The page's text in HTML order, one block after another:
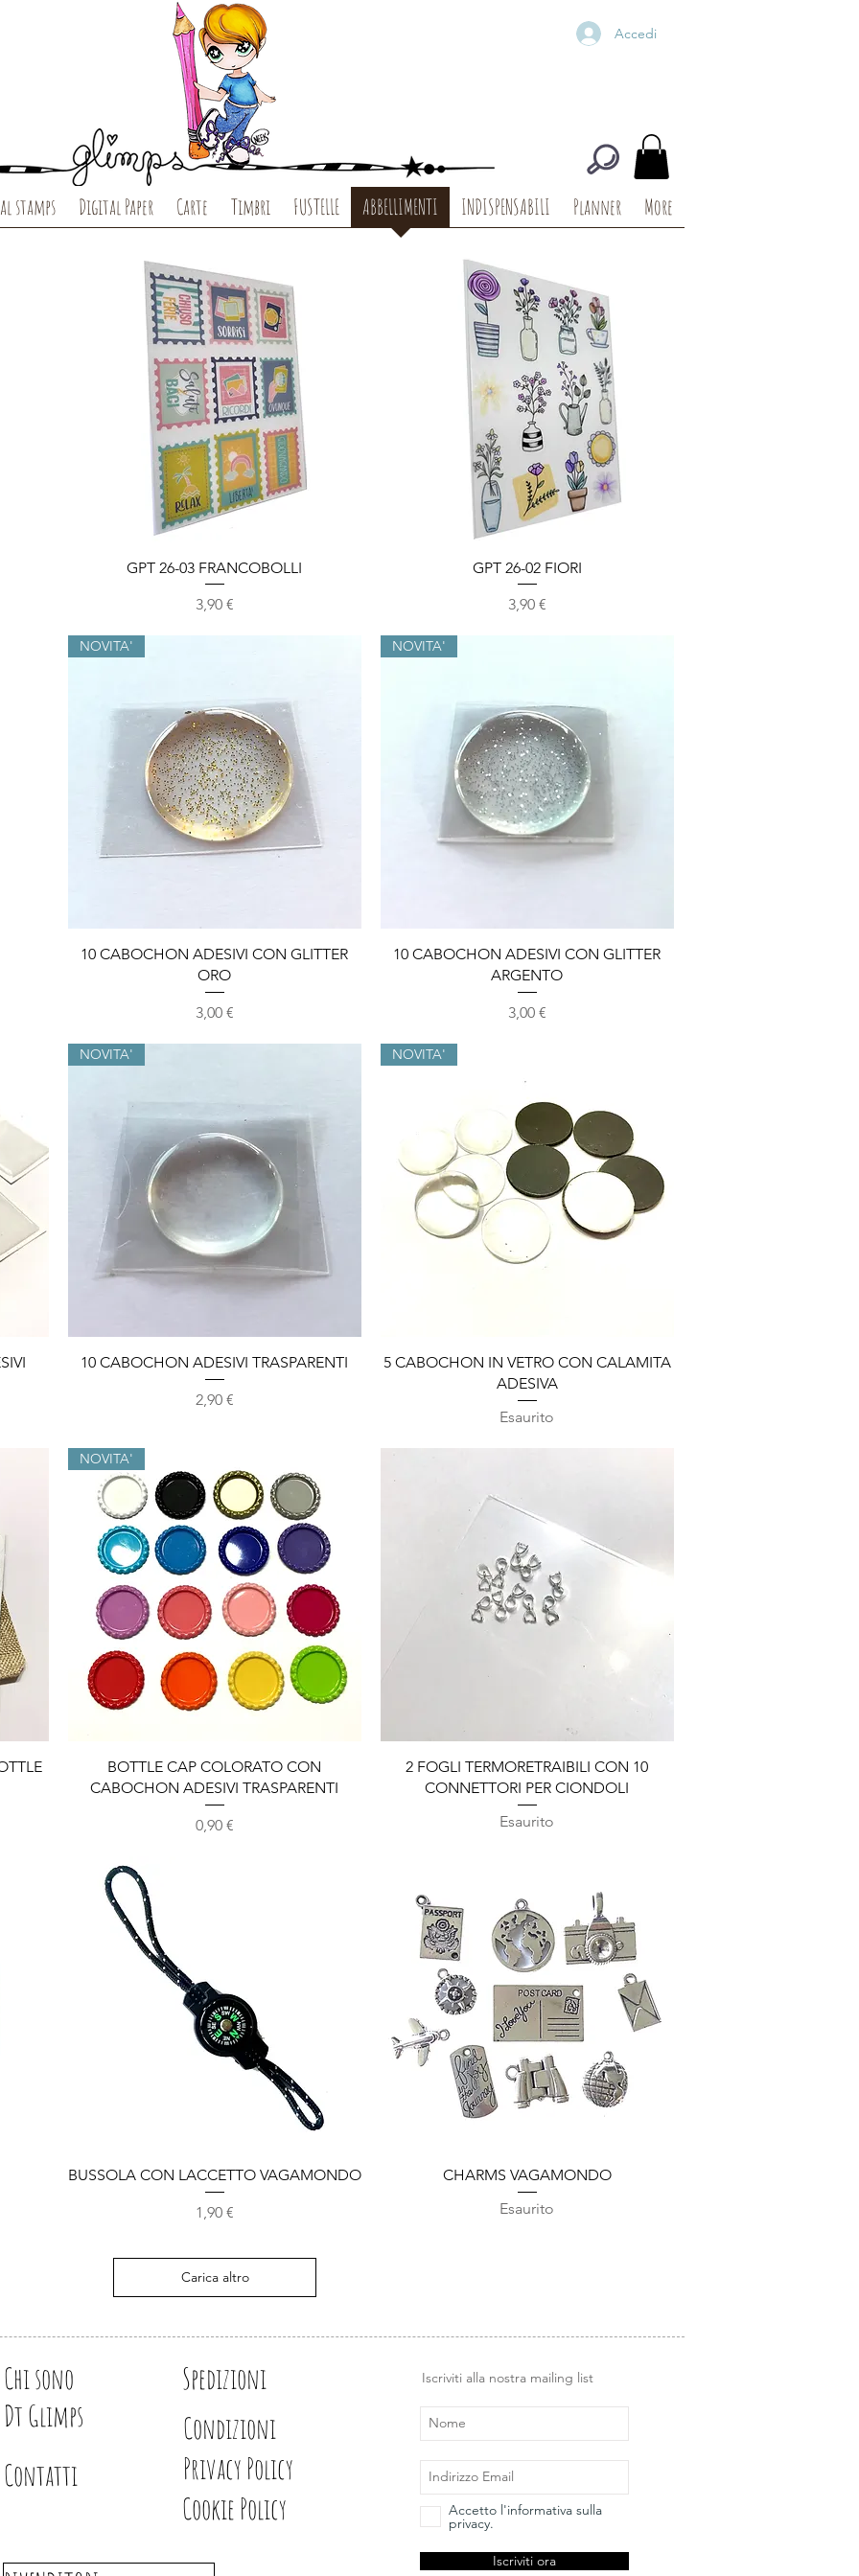
Accedi
stamps Digital Paper Carte Timbri FUSTELLE ABBELLIMENTI INDISPENSABILI Planner More
Vista rapida
GPT 26-03 FRANCOBOLLI
Prezzo
3,90 €
Vista rapida
GPT 26-02 FIORI
Prezzo
3,90 €
Vista rapida
NOVITA'
10 CABOCHON ADESIVI CON GLITTER
ORO
Prezzo
3,00 €
Vista rapida
NOVITA'
10 CABOCHON ADESIVI CON GLITTER
ARGENTO
Prezzo
3,00 €
Vista rapida
NOVITA'
10 CABOCHON ADESIVI TRASPARENTI
Prezzo
2,90 €
Vista rapida
NOVITA'
5 CABOCHON IN VETRO CON CALAMITA
ADESIVA
Esaurito
Vista rapida
NOVITA'
BOTTLE CAP COLORATO CON
CABOCHON ADESIVI TRASPARENTI
Prezzo
0,90 €
Vista rapida
2 FOGLI TERMORETRAIBILI CON 10
CONNETTORI PER CIONDOLI
Esaurito
Vista rapida
BUSSOLA CON LACCETTO VAGAMONDO
Prezzo
1,90 €
Vista rapida
CHARMS VAGAMONDO
Esaurito
Carica altro
Iscriviti alla nostra mailing list
Accetto l'informativa sulla
privacy.
Iscriviti ora
Chi sono
Dt Glimps
Contatti
Privacy Policy
Spedizioni
Condizioni
Cookie Policy